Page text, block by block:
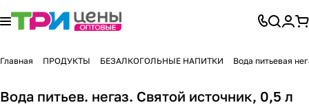
Главная ПРОДУКТЫ БЕЗАЛКОГОЛЬНЫЕ НАПИТКИ Вода питьевая
Вода питьев. негаз. Святой источник, 0,5 л